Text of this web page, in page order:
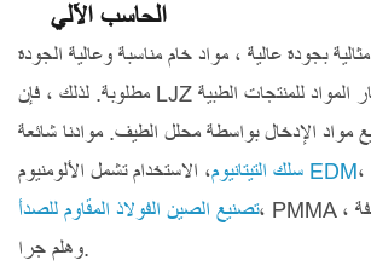
الحاسب الآلي
بجودة عالية ، مواد خام مناسبة وعالية الجودة
مطلوبة. لذلك ، فإن LJZ صارم للغاية في اختيار المواد للمنتجات الطبية
مواد الإدخال بواسطة محلل الطيف. موادنا شائعة
الاستخدام تشمل الألومنيوم ،
سلك التيتانيوم EDM،
تصنيع الصين الفولاذ المقاوم للصدأ، PMMA ، نظرة خاطفة ، PEI ،
وهلم جرا.